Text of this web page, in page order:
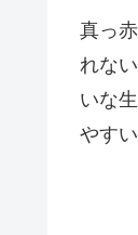
真っ
れな
いな
やす